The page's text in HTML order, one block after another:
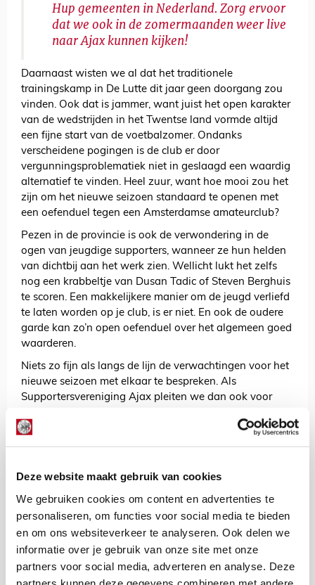
Deze website maakt gebruik van cookies
We gebruiken cookies om content en advertenties te
personaliseren, om functies voor social media te bieden
en om ons websiteverkeer te analyseren. Ook delen we
informatie over je gebruik van onze site met onze
partners voor social media, adverteren en analyse. Deze
Hup gemeenten in Nederland. Zorg ervoor
dat we ook in de zomermaanden weer live
naar Ajax kunnen kijken!
Daarnaast wisten we al dat het traditionele
trainingskamp in De Lutte dit jaar geen doorgang zou
vinden. Ook dat is jammer, want juist het open karakter
van de wedstrijden in het Twentse land vormde altijd
een fijne start van de voetbalzomer. Ondanks
verscheidene pogingen is de club er door
vergunningsproblematiek niet in geslaagd een waardig
alternatief te vinden. Heel zuur, want hoe mooi zou het
zijn om het nieuwe seizoen standaard te openen met
een oefenduel tegen een Amsterdamse amateurclub?
Pezen in de provincie is ook de verwondering in de
ogen van jeugdige supporters, wanneer ze hun helden
van dichtbij aan het werk zien. Wellicht lukt het zelfs
nog een krabbeltje van Dusan Tadic of Steven Berghuis
te scoren. Een makkelijkere manier om de jeugd verliefd
te laten worden op je club, is er niet. En ook de oudere
garde kan zo’n open oefenduel over het algemeen goed
waarderen.
Niets zo fijn als langs de lijn de verwachtingen voor het
nieuwe seizoen met elkaar te bespreken. Als
Supportersvereniging Ajax pleiten we dan ook voor
met een onderonsje tegen een stadsgenoot in het
programma opgenomen. Helaas mag het dit jaar niet zo
Wat nu rest? De televisie afstemmen op Ziggo Sport,
dat alle oefenduels live uitzendt. Wellicht is het een idee
vlak voor die tijd in de tuin even het gras te maaien en
de barbecue aan te steken. Misschien helpt het de
Ajaxkriebels wat verder aan te wakkeren.
Wat mij betreft keert het echte pezen in de provincie
snel terug. Hup gemeenten in Nederland. Zorg ervoor